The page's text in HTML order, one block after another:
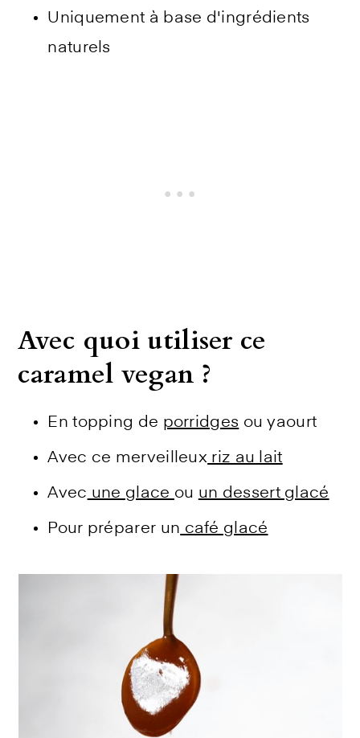
Uniquement à base d'ingrédients
naturels
Avec quoi utiliser ce
caramel vegan ?
En topping de porridges ou yaourt
Avec ce merveilleux riz au lait
Avec une glace ou un dessert glacé
Pour préparer un café glacé